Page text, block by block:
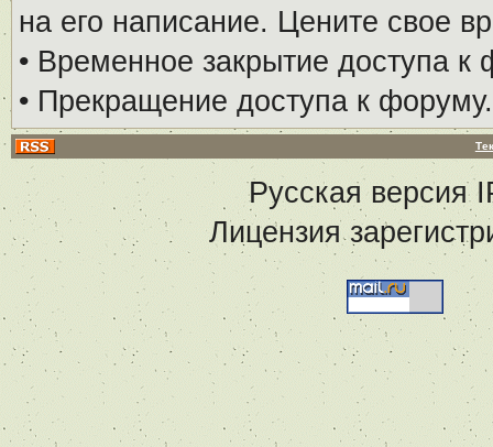
на его написание. Цените свое
• Временное закрытие доступа к
• Прекращение доступа к форуму.
Русская версия
Лицензия